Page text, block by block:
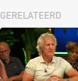
GERELATEERD